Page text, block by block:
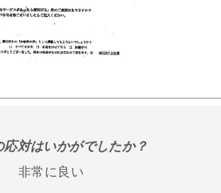
応対はいかがでしたか？
非常に良い